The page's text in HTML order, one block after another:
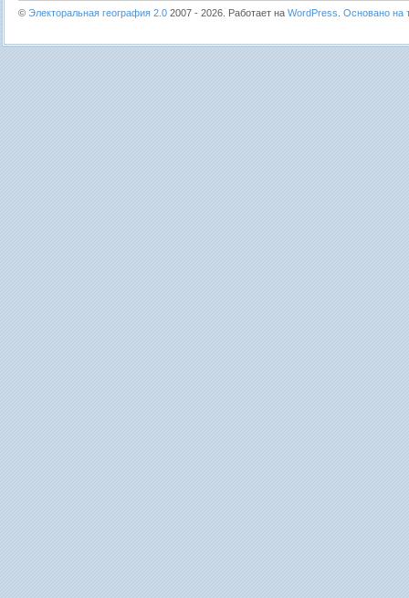
© Электоральная география 2.0 2007 - 2026. Работает на WordPress Основано на